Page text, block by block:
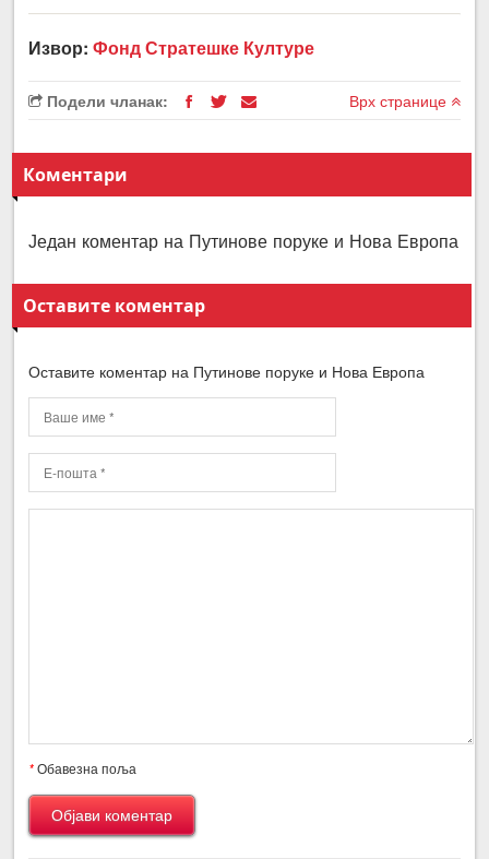
Извор:Фонд Стратешке Културе
Подели чланак: Врх странице
Коментари
Један коментар на Путинове поруке и Нова Европа
Оставите коментар
Оставите коментар на Путинове поруке и Нова Европа
*Обавезна поља